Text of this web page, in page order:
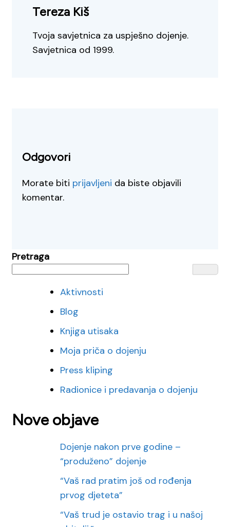
Tereza Kiš
Tvoja savjetnica za uspješno dojenje.
Savjetnica od 1999.
Odgovori
Morate biti prijavljeni da biste objavili
komentar.
Pretraga
Aktivnosti
Blog
Knjiga utisaka
Moja priča o dojenju
Press kliping
Radionice i predavanja o dojenju
Nove objave
Dojenje nakon prve godine –
“produženo” dojenje
“Vaš rad pratim još od rođenja
prvog djeteta”
“Vaš trud je ostavio trag i u našoj